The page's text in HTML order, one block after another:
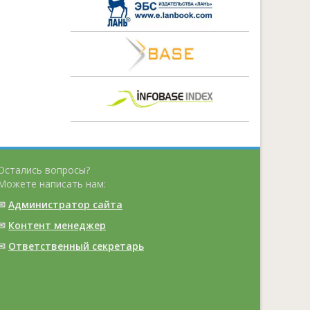
вопросы?
написать нам:
Администратор сайта
Контент менеджер
Ответственный cекретарь